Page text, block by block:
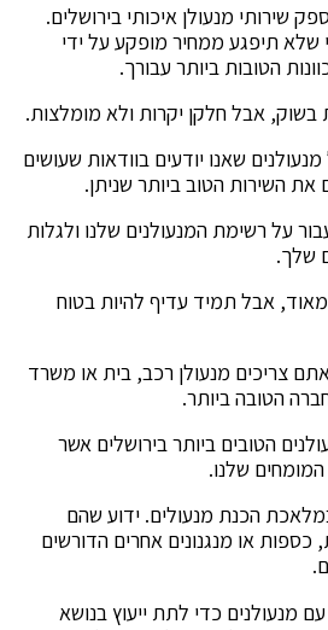
שירותי מנעולן איכותי בירושלים.
שלא תיפגע ממחיר מופקע על ידי
הטובות ביותר עבורך.
בשוק, אבל חלקן יקרות ולא מומלצות.
שאנו יודעים בוודאות שעושים
את השירות הטוב ביותר שניתן.
על רשימת המנעולנים שלנו ולגלות
שלך.
אבל תמיד עדיף להיות בטוח
צריכים מנעולן רכב, בית או משרד
הטובה ביותר.
הטובים ביותר בירושלים אשר
המומחים שלנו.
הכנת מנעולים. ידוע שהם
כספות או מנגנונים אחרים הדורשים
מנעולנים כדי לתת ייעוץ בנושא